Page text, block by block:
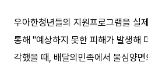
우아한청년들의 지원프로그램을 실
통해 "예상하지 못한 피해가 발생해
각했을 때, 배달의민족에서 물심양